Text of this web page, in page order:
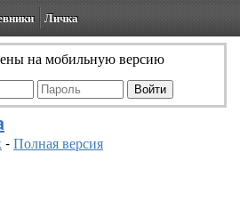
Личка
на мобильную версию
-Полная версия